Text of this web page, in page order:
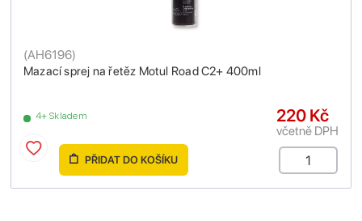
Mazací sprej na řetěz Motul Road C2+ 400ml
(AH6196)
4+ Skladem 220 Kč
včetně DPH
PŘIDAT DO KOŠÍKU